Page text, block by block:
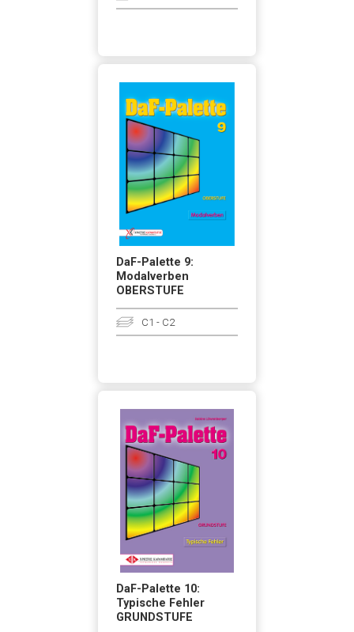
DaF-Palette 9:
Modalverben
OBERSTUFE
C1 - C2
DaF-Palette 10:
Typische Fehler
GRUNDSTUFE